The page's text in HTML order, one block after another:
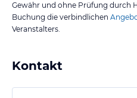
Gewähr und ohne Prüfung durch
Buchung die verbindlichen
Veranstalters.
Kontakt